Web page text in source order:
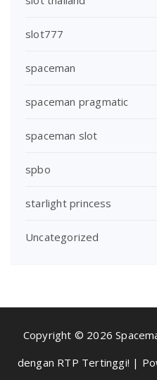
slot777
spaceman
spaceman pragmatic
spaceman slot
spbo
starlight princess
Uncategorized
Copyright © 2026
dengan RTP Tertinggi! |